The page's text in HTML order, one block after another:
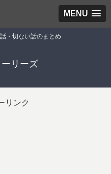
MENU
・切ない話のまとめ
ーリーズ
リンク